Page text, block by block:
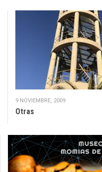
9 NOVIEMBRE, 2009
Otras